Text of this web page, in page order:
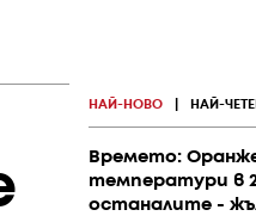
НАЙ-НОВО НАЙ-
Времето:
температури в
останалите -